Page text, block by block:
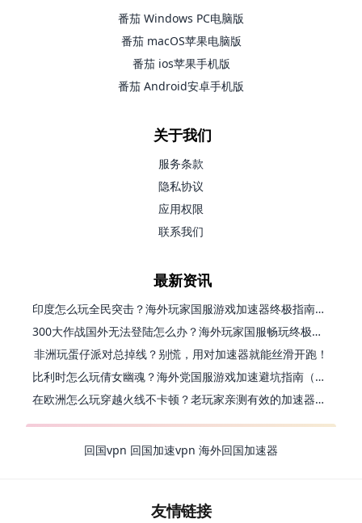
番茄 Windows PC电脑版
番茄 macOS苹果电脑版
番茄 ios苹果手机版
番茄 Android安卓手机版
关于我们
服务条款
隐私协议
应用权限
联系我们
最新资讯
印度怎么玩全民突击？海外玩家国服游戏加速器终极指南（附原神延迟优化+精灵之境加速器选择）
300大作战国外无法登陆怎么办？海外玩家国服畅玩终极指南（附实测推荐）
非洲玩蛋仔派对总掉线？别慌，用对加速器就能丝滑开跑！
比利时怎么玩倩女幽魂？海外党国服游戏加速避坑指南（附实测推荐）
在欧洲怎么玩穿越火线不卡顿？老玩家亲测有效的加速器选择指南
回国vpn 回国加速vpn 海外回国加速器
友情链接